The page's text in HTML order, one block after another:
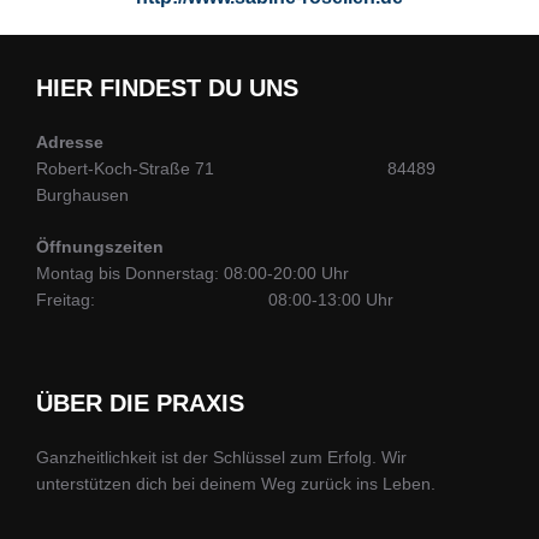
HIER FINDEST DU UNS
Adresse
Robert-Koch-Straße 71 84489
Burghausen
Öffnungszeiten
Montag bis Donnerstag: 08:00-20:00 Uhr
Freitag: 08:00-13:00 Uhr
ÜBER DIE PRAXIS
Ganzheitlichkeit ist der Schlüssel zum Erfolg. Wir
unterstützen dich bei deinem Weg zurück ins Leben.